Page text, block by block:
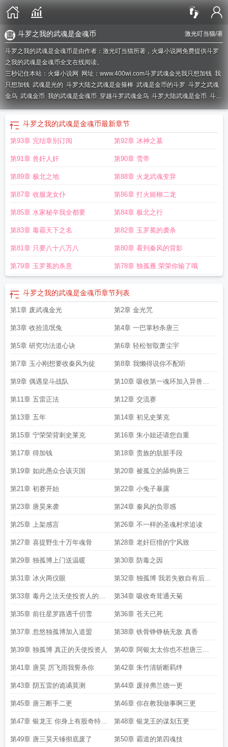
激光叮当猫/著
斗罗之我的武魂是金魂币
斗罗之我的武魂是金魂币是由作者：激光叮当猫所著，火爆小说网免费提供斗罗
之我的武魂是金魂币全文在线阅读。
三秒记住本站：火爆小说网 网址：www.400wi.com斗罗武魂金光我只想加钱 我
只想加钱 武魂是光的 斗罗大陆之武魂是金箍棒 武魂是金币的斗罗 斗罗之武魂
金乌 武魂金币 我的武魂是金魂币 穿越斗罗武魂金乌 斗罗大陆武魂是金币 斗罗
之我的武魂是金子斗罗武魂金光我只想加钱笔趣阁斗罗大陆武魂是金币的斗罗
武魂金光
斗罗之我的武魂是金魂币 我只想加钱笔趣阁
魂金光我只想加钱免费阅读
魂是金龙王武魂是金丹的斗罗 斗罗武魂金箍棒 斗罗之我的武魂是金龙
TXT
斗罗武魂金光我只想加钱秦风 我只想加钱最新章节
罗我的武魂是光武魂是金币 我只想加钱免费
斗罗之我的武魂是金魂币最新章节
第93章 完结章别订阅 第92章 冰神之墓
第91章 兽奸人奸 第90章 雪帝
第89章 极北之地 第88章 火龙武魂变异
第87章 收服龙女仆 第86章 打火姬柳二龙
第85章 水家秘辛我全都要 第84章 极北之行
第83章 毒霸天下之名 第82章 玉罗冕的袭杀
第81章 只要八十八万八 第80章 看到秦风的背影
第79章 玉罗冕的杀意 第78章 独孤雁 荣荣你输了哦
斗罗之我的武魂是金魂币章节列表
第1章 废武魂金光 第2章 金光咒
第3章 收拾流氓兔 第4章 一巴掌秒杀唐三
第5章 研究功法道心诀 第6章 轻松智取萧尘宇
第7章 玉小刚想要收秦风为徒 第8章 我懒得说你不配听
第9章 偶遇皇斗战队 第10章 吸收第一魂环加入异兽学
院
第11章 五雷正法 第12章 交流赛
第13章 五年 第14章 初见史莱克
第15章 宁荣荣背刺史莱克 第16章 朱小姐还请您自重
第17章 得加钱 第18章 贵族的肮脏手段
第19章 如此愚众合该灭国 第20章 被孤立的舔狗唐三
第21章 初赛开始 第22章 小兔子暴露
第23章 唐昊来袭 第24章 秦风的负罪感
第25章 上架感言 第26章 不一样的圣魂村求追读
第27章 喜提野生十万年魂骨 第28章 老奸巨猾的宁风致
第29章 独孤博上门送温暖 第30章 防毒之因
第31章 冰火两仪眼 第32章 独孤博 我若失败自有后来
人
第33章 毒丹之法天使投资人的回
报
第34章 吸收奇茸通天菊
第35章 前往星罗路遇千仞雪 第36章 苍天已死
第37章 忽悠独孤博加入道盟 第38章 铁骨铮铮杨无敌 真香
第39章 独孤博 真正的天使投资人 第40章 阿银太太你也不想唐三受
欺负吧
第41章 唐昊 厉飞雨我誓杀你 第42章 朱竹清斩断羁绊
第43章 阴五雷的诡谲莫测 第44章 废掉弗兰德一更
第45章 唐三断手二更 第46章 你在教我做事啊三更
第47章 银龙王 你身上有股奇特的
味道四更
第48章 银龙王的谋划五更
第49章 唐三昊天锤彻底废了 第50章 霸道的第四魂技